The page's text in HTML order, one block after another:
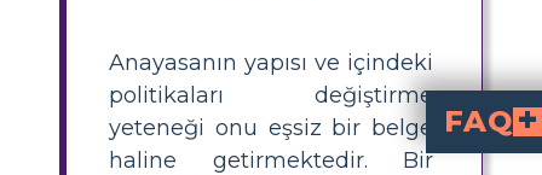
Anayasanın yapısı ve içindeki
politikaları değiştirme
yeteneği onu eşsiz bir belge
haline getirmektedir. Bir
FAQ